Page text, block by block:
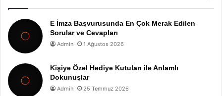
E İmza Başvurusunda En Çok Merak Edilen
Sorular ve Cevapları
Admin 1 Ağustos 2026
Kişiye Özel Hediye Kutuları ile Anlamlı
Dokunuşlar
Admin 25 Temmuz 2026